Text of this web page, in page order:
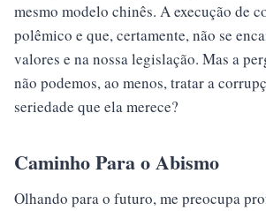
mesmo modelo chinês. A execução de
polêmico e que, certamente, não se
valores e na nossa legislação. Mas a
não podemos, ao menos, tratar a
seriedade que ela merece?
Caminho Para o Abismo
Olhando para o futuro, me preocupa